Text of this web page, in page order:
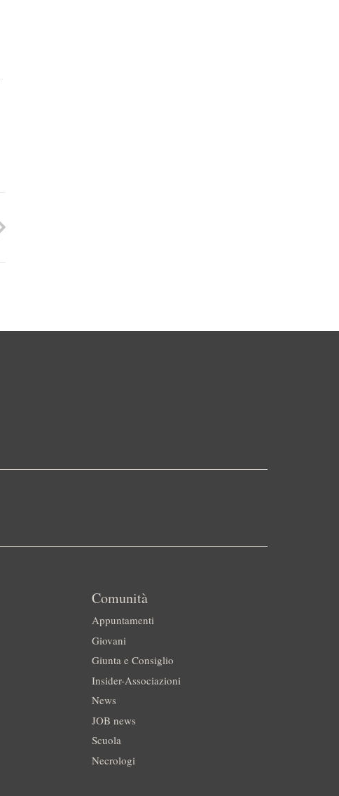
Comunità
Appuntamenti
Giovani
Giunta e Consiglio
Insider-Associazioni
News
JOB news
Scuola
Necrologi